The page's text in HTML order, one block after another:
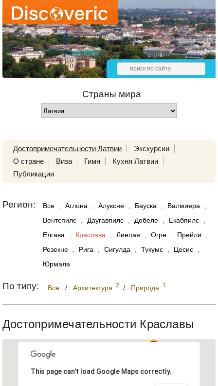
Страны мира
Достопримечательности Латвии
Экскурсии
О стране
Виза Гимн
Кухня Латвии
Публикации
Регион: Все Аглона Алуксне Бауска Валмиера
Вентспилс
Даугавпилс Добеле Екабпилс
Елгава
Краслава Лиепая Огре Прейли
Резекне
Рига Сигулда Тукумс Цесис
Юрмала
По типу: Все / Архитектура 2 / Природа 1
Достопримечательности Краславы
This page can't load Google Maps correctly.